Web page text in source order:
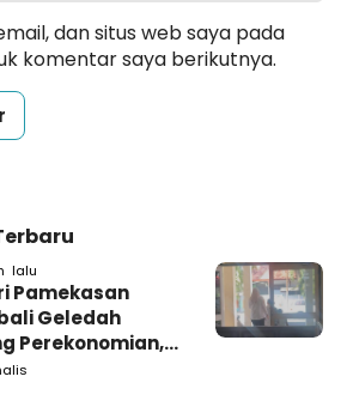
dan situs web saya pada
komentar saya berikutnya.
lalu
Pamekasan
Geledah
Perekonomian,
Tunggu Saja!